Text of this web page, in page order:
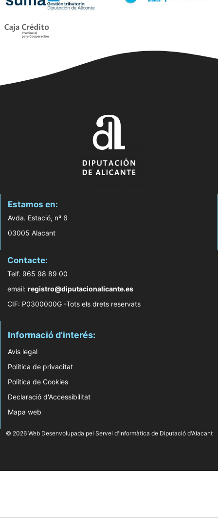
Estamos en:
Avda. Estació, nº 6
03005 Alacant
Contacte:
Telf. 965 98 89 00
email: registro@diputacionalicante.es
CIF: P0300000G -Tots els drets reservats
Informació d'interés:
Avís legal
Política de privacitat
Política de Cookies
Declaració d'Accessibilitat
Mapa web
© 2026 Web Desenvolupada pel Servei d'Informàtica de Diputació d'Alacant